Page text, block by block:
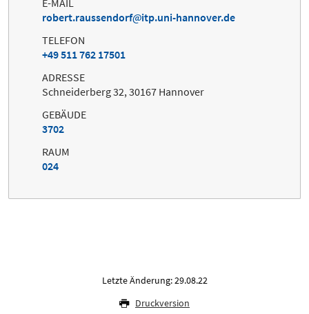
robert.raussendorf
itp.uni-hannover.de
TELEFON
+49 511 762 17501
ADRESSE
Schneiderberg 32, 30167 Hannover
GEBÄUDE
3702
RAUM
024
Letzte Änderung: 29.08.22
Druckversion